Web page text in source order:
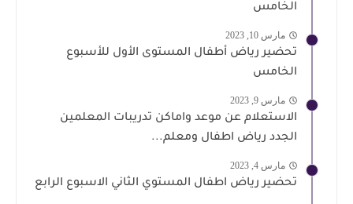
الخامس
مارس 10, 2023
تحضير رياض أطفال المستوى الأول للأسبوع
الخامس
مارس 9, 2023
الاستعلام عن موعد واماكن تدريبات المعلمين
الجدد رياض اطفال ومعلم...
مارس 4, 2023
تحضير رياض اطفال المستوي الثاني الاسبوع الرابع